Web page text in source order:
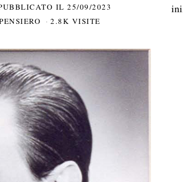
IL 25/09/2023
2.8K VISITE